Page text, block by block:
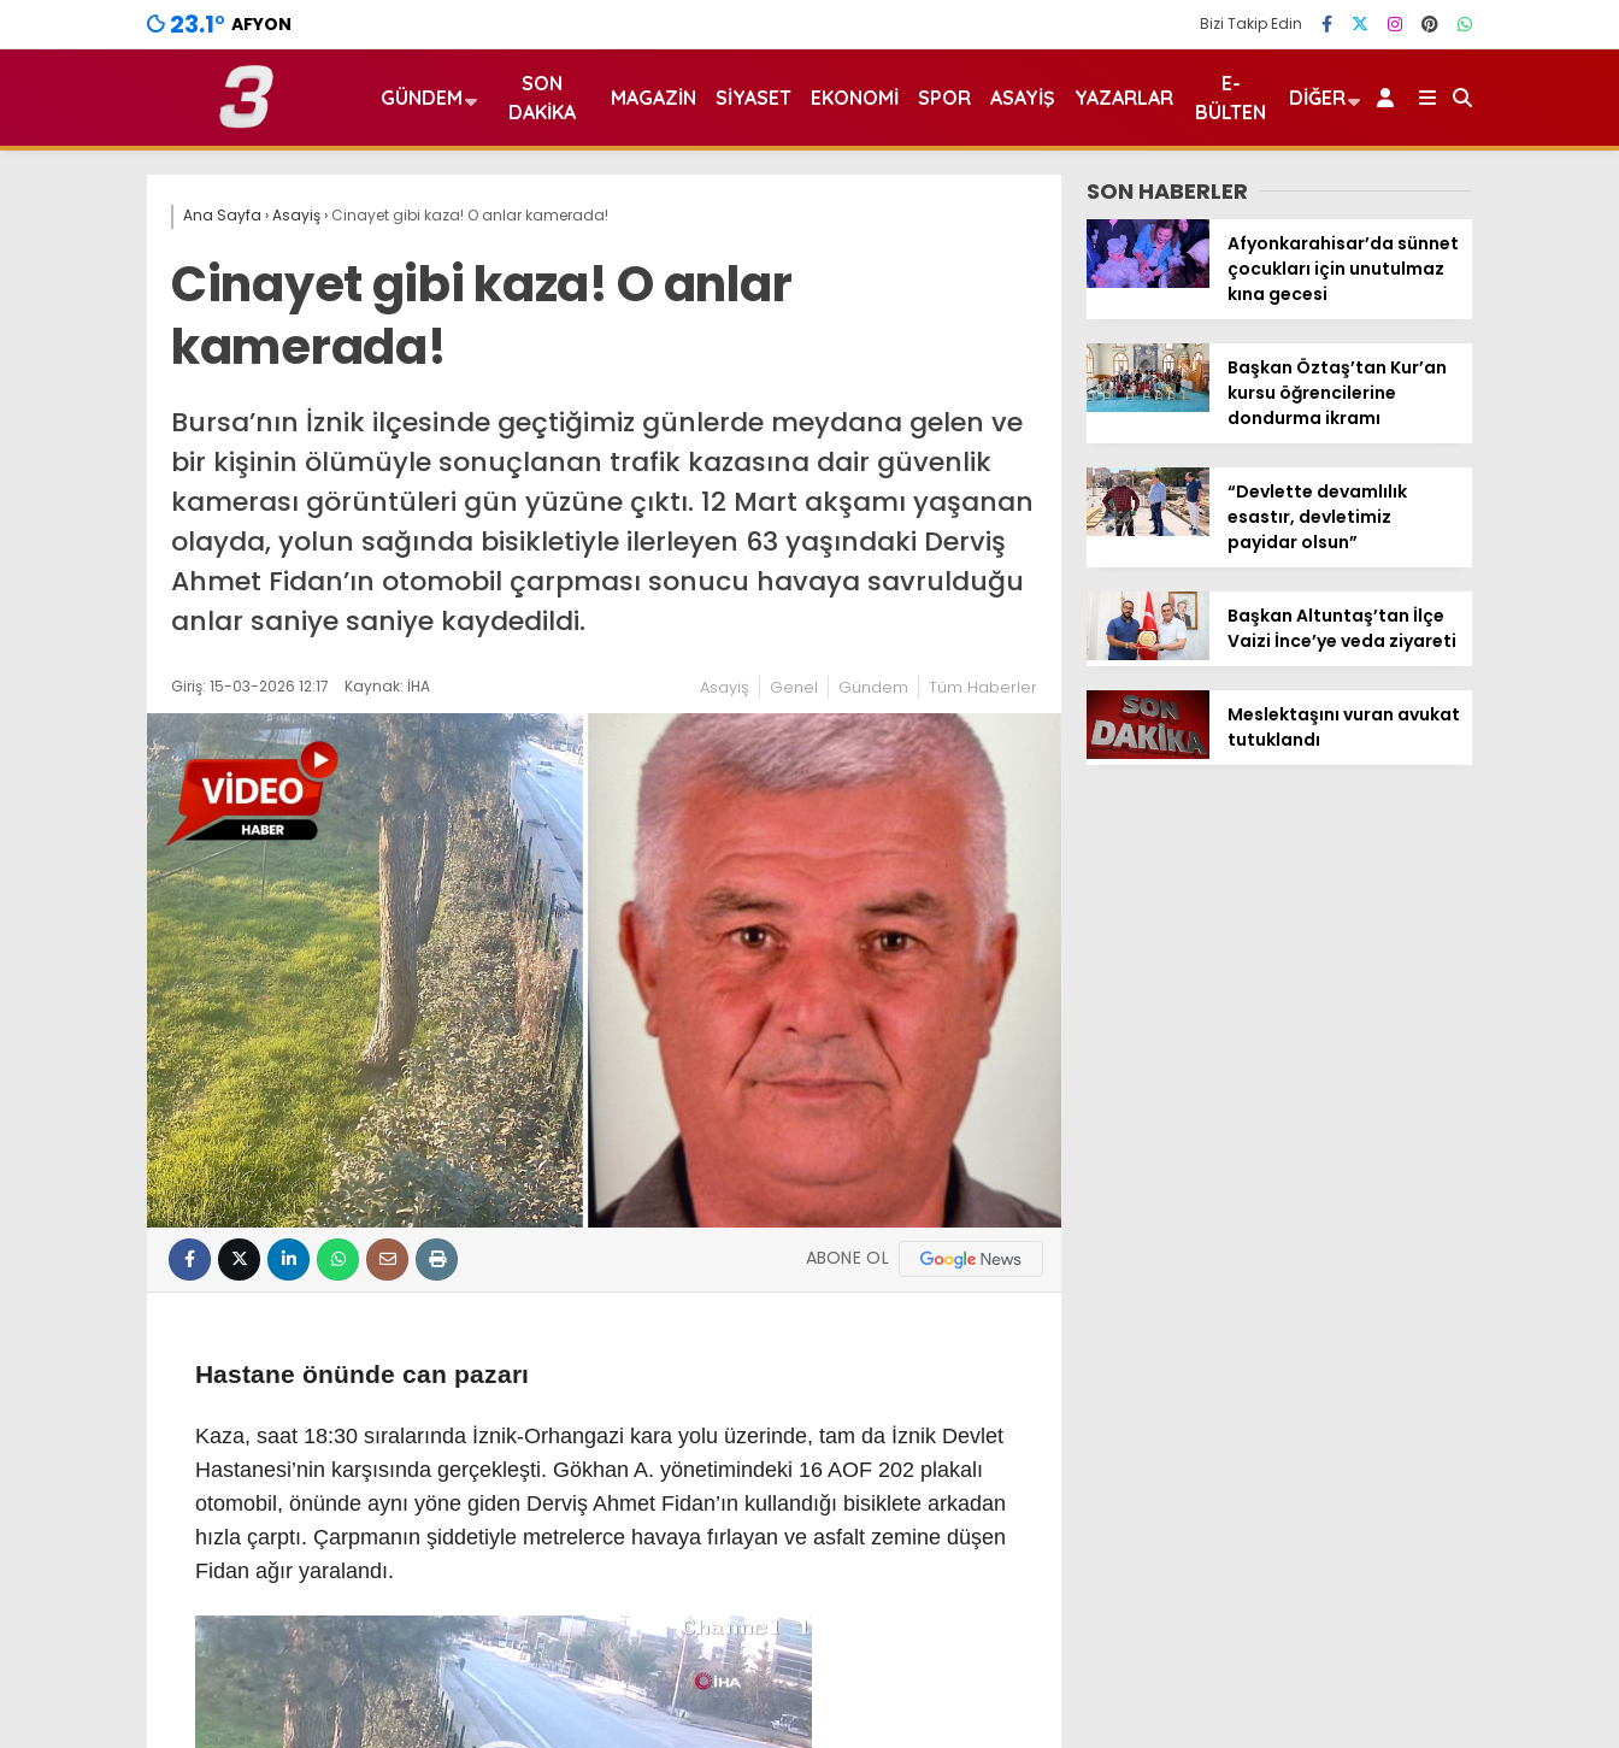
23.1° AFYON Bizi Takip Edin
GÜNDEM
SON
DAKIKA
MAGAZIN SIYASET EKONOMI SPOR ASAYIŞ YAZARLAR
E-
BÜLTEN
DIĞER
Ana Sayfa ›Asayiş› Cinayet gibi kaza! O anlar kamerada!
Cinayet gibi kaza! O anlar
kamerada!
Bursa’nın İznik ilçesinde geçtiğimiz günlerde meydana gelen ve
bir kişinin ölümüyle sonuçlanan trafik kazasına dair güvenlik
kamerası görüntüleri gün yüzüne çıktı. 12 Mart akşamı yaşanan
olayda, yolun sağında bisikletiyle ilerleyen 63 yaşındaki Derviş
Ahmet Fidan’ın otomobil çarpması sonucu havaya savrulduğu
anlar saniye saniye kaydedildi.
Giriş: 15-03-2026 12:17 Kaynak: İHA Asayiş Genel Gündem Tüm Haberler
ABONE OL
Hastane önünde can pazarı
Kaza, saat 18:30 sıralarında İznik-Orhangazi kara yolu üzerinde, tam da İznik Devlet
Hastanesi’nin karşısında gerçekleşti. Gökhan A. yönetimindeki 16 AOF 202 plakalı
otomobil, önünde aynı yöne giden Derviş Ahmet Fidan’ın kullandığı bisiklete arkadan
hızla çarptı. Çarpmanın şiddetiyle metrelerce havaya fırlayan ve asfalt zemine düşen
Fidan ağır yaralandı.
Video
oynatıcı
SON HABERLER
Afyonkarahisar’da sünnet
çocukları için unutulmaz
kına gecesi
Başkan Öztaş’tan Kur’an
kursu öğrencilerine
dondurma ikramı
“Devlette devamlılık
esastır, devletimiz
payidar olsun”
Başkan Altuntaş’tan İlçe
Vaizi İnce’ye veda ziyareti
Meslektaşını vuran avukat
tutuklandı